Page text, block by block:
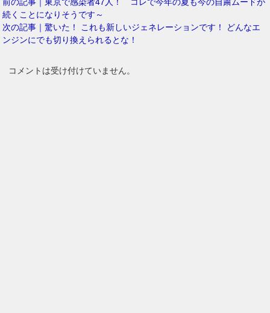
続くことになりそうです～
次の記事｜驚いた！ これも新しいジェネレーションです！ どんなエ
ンジンにでも切り換えられるとな！
コメントは受け付けていません。